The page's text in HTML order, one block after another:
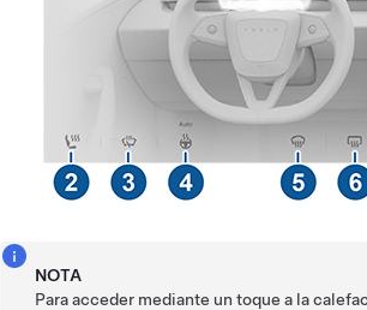
NOTA
Para acceder mediante un toque a la